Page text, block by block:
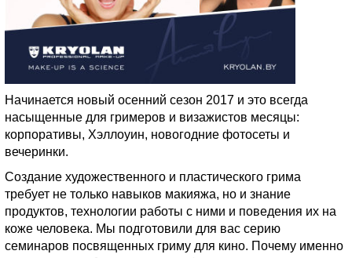
Начинается новый осенний сезон 2017 и это всегда
насыщенные для гримеров и визажистов месяцы:
корпоративы, Хэллоуин, новогодние фотосеты и
вечеринки.
Создание художественного и пластического грима
требует не только навыков макияжа, но и знание
продуктов, технологии работы с ними и поведения их на
коже человека. Мы подготовили для вас серию
семинаров посвященных гриму для кино. Почему именно